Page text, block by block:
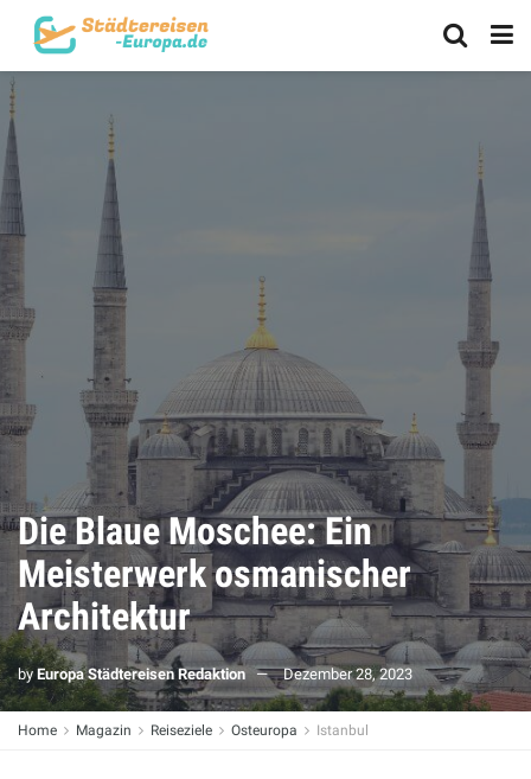
Die Blaue Moschee: Ein
Meisterwerk osmanischer
Architektur
by Europa Städtereisen Redaktion Dezember 28, 2023
Home Magazin Reiseziele Osteuropa Istanbul